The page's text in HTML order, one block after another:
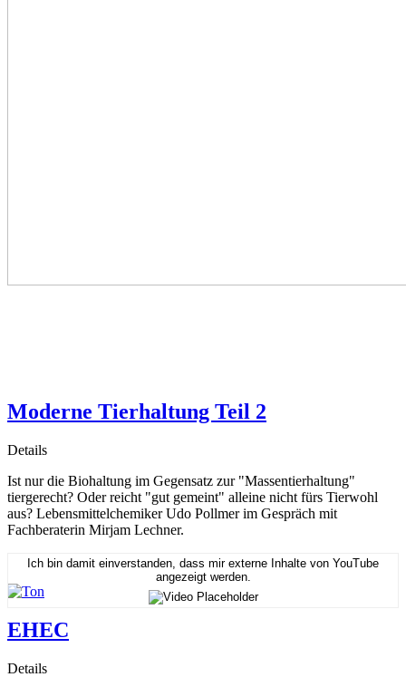
Moderne Tierhaltung Teil 2
Details
Ist nur die Biohaltung im Gegensatz zur "Massentierhaltung"
tiergerecht? Oder reicht "gut gemeint" alleine nicht fürs Tierwohl
aus? Lebensmittelchemiker Udo Pollmer im Gespräch mit
Fachberaterin Mirjam Lechner.
Ich bin damit einverstanden, dass mir externe Inhalte von YouTube
angezeigt werden.
EHEC
Details